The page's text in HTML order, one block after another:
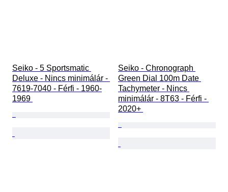
Seiko - 5 Sportsmatic
Deluxe - Nincs minimálár -
7619-7040 - Férfi - 1960-
1969
Seiko - Chronograph
Green Dial 100m Date
Tachymeter - Nincs
minimálár - 8T63 - Férfi -
2020+